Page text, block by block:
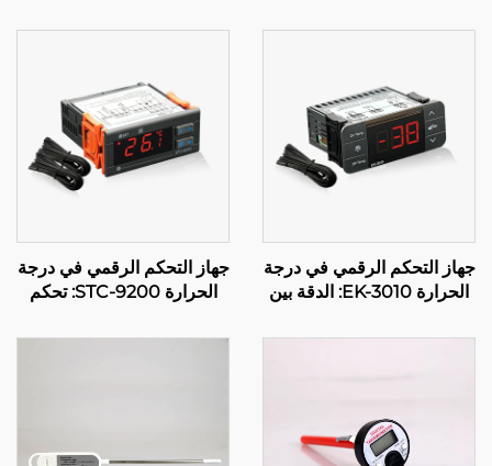
جهاز التحكم الرقمي في درجة
الحرارة EK-3010: الدقة بين
جهاز التحكم الرقمي في درجة
الحرارة STC-9200: تحكم
درجة الحرارة للتطبيقات